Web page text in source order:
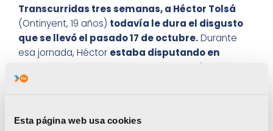
Esta página web usa cookies
Transcurridas tres semanas, a Héctor Tolsá
(Ontinyent, 19 años) todavía le dura el disgusto
que se llevó el pasado 17 de octubre.Durante
esa jornada, Héctor estaba disputando en
Australia el Campeonato del Mundo junior,
última prueba en esta categoría de edad. Nadie le
kilómetros para la conclusión del segmento de